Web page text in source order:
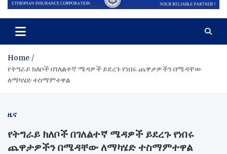
Home
የትግራይ ክለቦች በገለልተኛ ሜዳዎች ይደረጉ የነበሩ ጨዋታዎችን በሜዳቸው
ለማካሄድ ተስማምተዋል
ዜና
የትግራይ ክለቦች በገለልተኛ ሜዳዎች ይደረጉ የነበሩ
ጨዋታዎችን በሜዳቸው ለማካሄድ ተስማምተዋል